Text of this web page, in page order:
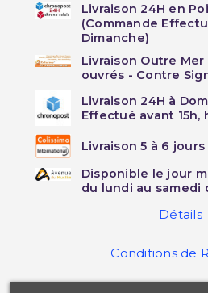
Livraison 24H en
(Commande
Dimanche)
Livraison Outre Mer
ouvrés - Contre
Livraison 24H à
Effectué avant 15h,
Livraison 5 à 6
Disponible le jour
du lundi au samedi
Détails
Conditions de